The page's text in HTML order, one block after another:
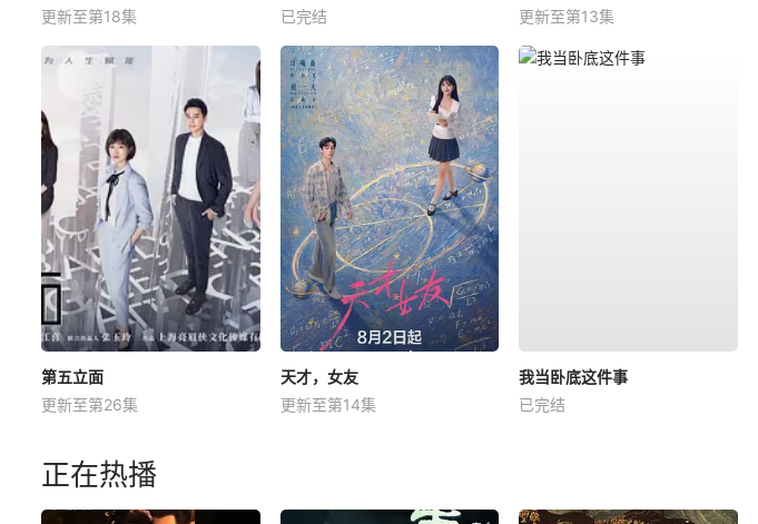
更新至第18集
已完结
更新至第13集
第五立面
更新至第26集
天才，女友
更新至第14集
我当卧底这件事
已完结
正在热播